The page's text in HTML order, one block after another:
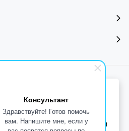
Консультант
Здравствуйте! Готов помочь
вам. Напишите мне, если у
эффективности – С.
экологически безопасная
кожи серого цвета или
порошковым покрытием.
фланец 4”-5” и место для
информация, касающаяся
товаров и услуг, носит
файлы для работы сайта,
сервиса. Продолжая
вы соглашаетесь с
данных в соответствии